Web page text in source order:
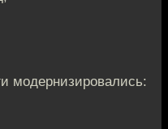
модернизировались: